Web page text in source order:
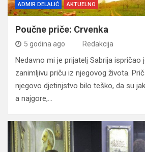
ADMIR DELALIĆ AKTUELNO
Poučne priče: Crvenka
5 godina ago Redakcija
Nedavno mi je prijatelj Sabrija ispričao
zanimljivu priču iz njegovog života.
njegovo djetinjstvo bilo teško, da su
a najgore,…